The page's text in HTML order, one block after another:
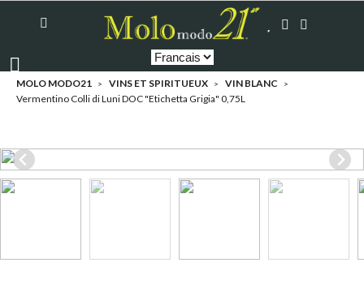
MOLO MODO21 VINS ET SPIRITUEUX
VIN BLANC
Vermentino Colli di Luni DOC "Etichetta Grigia" 0,75L